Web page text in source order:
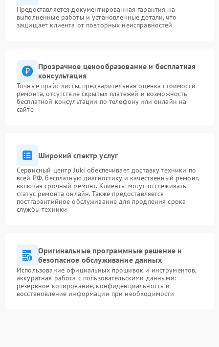
Предоставляется документированная гарантия на
выполненные работы и установленные детали, что
защищает клиента от повторных неисправностей
Прозрачное ценообразование и бесплатная
консультация
Точные прайс-листы, предварительная оценка стоимости
ремонта, отсутствие скрытых платежей и возможность
бесплатной консультации по телефону или онлайн на
сайте
Широкий спектр услуг
Сервисный центр Juki обеспечивает доставку техники по
всей РФ, бесплатную диагностику и качественный ремонт,
включая срочный ремонт. Клиенты могут отслеживать
статус ремонта онлайн. Также предоставляется
постгарантийное обслуживание для продления срока
службы техники
Оригинальные программные решение и
безопасное обслуживание данных
Использование официальных прошивок и инструментов,
аккуратная работа с пользовательскими данными:
резервное копирование, конфиденциальность и
восстановление информации при необходимости